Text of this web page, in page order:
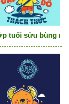
tuổi sửu bùng